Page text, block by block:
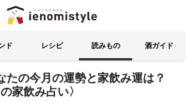
イエノミスタイル 家飲みを楽
ド レシピ 読みもの 酒ガイド
たの今月の運勢と家飲み運は？
家飲み占い〉